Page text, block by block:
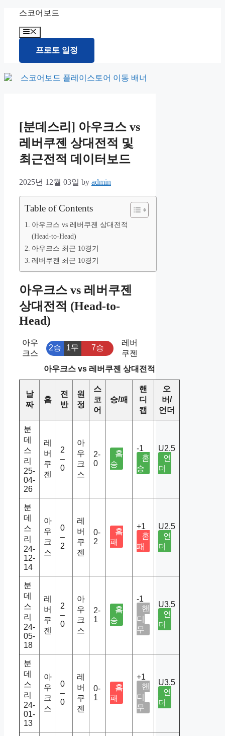
content
스코어보드
Menu
프로토 일정
[분데스리] 아우크스 vs
레버쿠젠 상대전적 및
최근전적 데이터보드
2025년 12월 03일 by admin
Table of Contents
아우크스 vs 레버쿠젠 상대전적
(Head-to-Head)
아우크스 최근 10경기
레버쿠젠 최근 10경기
아우크스 vs 레버쿠젠
상대전적 (Head-to-
Head)
아우
크스
2승 1무 7승
레버
쿠젠
아우크스 vs 레버쿠젠 상대전적
날
짜
홈
전
반
원
정
스
코
어
승/패
핸
디
캡
오
버/
언더
분
데
스
리
25-
04-
26
레
버
쿠
젠
2
–
0
아
우
크
스
2-
0
홈
승
-1
홈
승
U2.5
언
더
분
데
스
리
24-
12-
14
아
우
크
스
0
–
2
레
버
쿠
젠
0-
2
홈
패
+1
홈
패
U2.5
언
더
분
데
스
리
24-
05-
18
레
버
쿠
젠
2
–
0
아
우
크
스
2-
1
홈
승
-1
핸
디
무
U3.5
언
더
분
데
스
리
24-
01-
13
아
우
크
스
0
–
0
레
버
쿠
젠
0-
1
홈
패
+1
핸
디
무
U3.5
언
더